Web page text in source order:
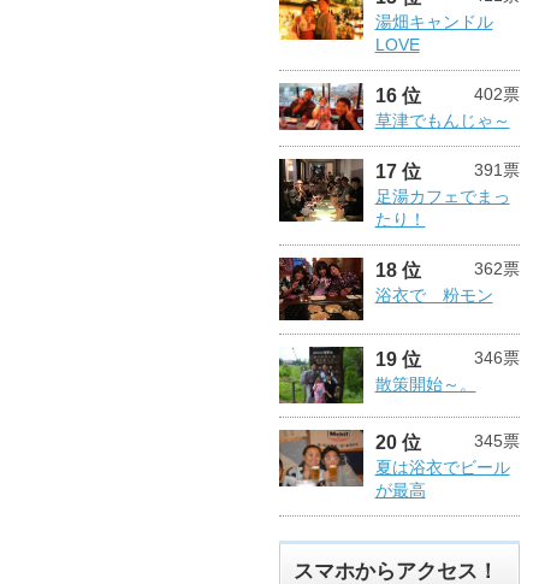
湯畑キャンドル
LOVE
16 位
402票
草津でもんじゃ～
17 位
391票
足湯カフェでまっ
たり！
18 位
362票
浴衣で 粉モン
19 位
346票
散策開始～。
20 位
345票
夏は浴衣でビール
が最高
スマホからアクセス！